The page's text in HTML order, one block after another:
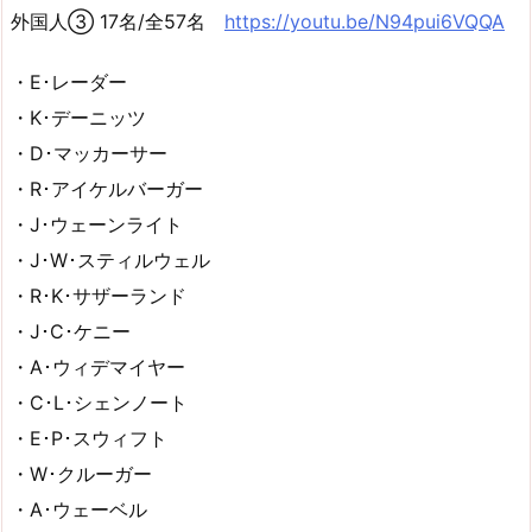
外国人③ 17名/全57名 https://youtu.be/N94pui6VQQA
・E･レーダー
・K･デーニッツ
・D･マッカーサー
・R･アイケルバーガー
・J･ウェーンライト
・J･W･スティルウェル
・R･K･サザーランド
・J･C･ケニー
・A･ウィデマイヤー
・C･L･シェンノート
・E･P･スウィフト
・W･クルーガー
・A･ウェーベル